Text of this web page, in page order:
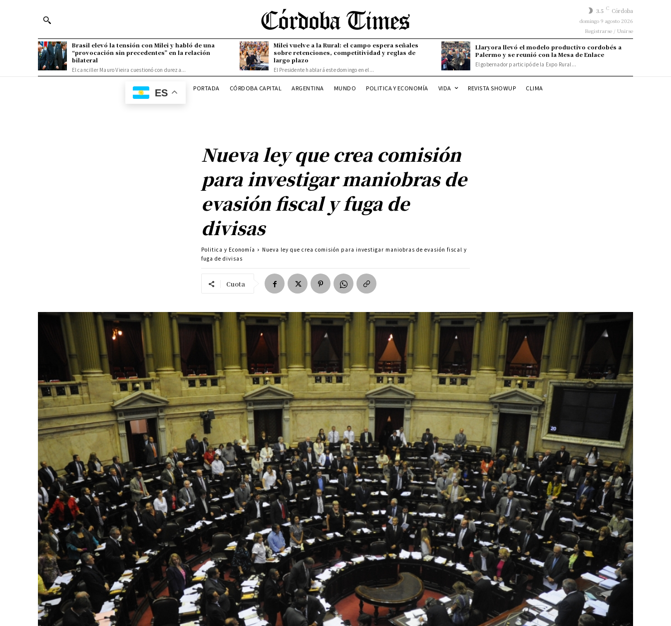
3.5 C Córdoba
domingo 9 agosto 2026
Registrarse / Unirse
Brasil elevó la tensión con Milei y habló de una
“provocación sin precedentes” en la relación
bilateral
El canciller Mauro Vieira cuestionó con dureza...
Milei vuelve a la Rural: el campo espera señales
sobre retenciones, competitividad y reglas de
largo plazo
El Presidente hablará este domingo en el...
Llaryora llevó el modelo productivo cordobés a
Palermo y se reunió con la Mesa de Enlace
El gobernador participó de la Expo Rural...
ES PORTADA CÓRDOBA CAPITAL ARGENTINA MUNDO POLITICA Y ECONOMÍA VIDA REVISTA SHOWUP CLIMA
Nueva ley que crea comisión
para investigar maniobras de
evasión fiscal y fuga de
divisas
Politica y Economía
Nueva ley que crea comisión para investigar maniobras de evasión fiscal y
fuga de divisas
Cuota